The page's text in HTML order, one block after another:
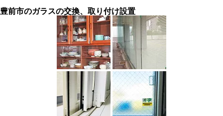
豊前市のガラスの交換、取り付け設置